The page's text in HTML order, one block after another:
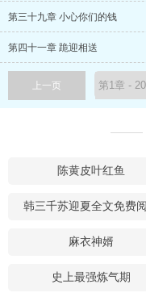
第三十九章 小心你们的钱
第四十一章 跪迎相送
上一页
陈黄皮叶红鱼
韩三千苏迎夏全文免费
麻衣神婿
史上最强炼气期